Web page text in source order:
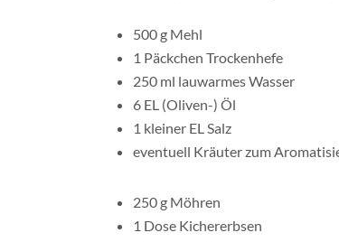
abschmecken.
Für die Bratlinge den Tofu
EL, dann eventuell noch mehr,
jetzt gut schmecken, denn viel
gebräunt sind. Gerne warmhalten.
Den Ofen auf 220°C vorheizen.
Minuten gehen lassen.
Mit der Rückseite eines